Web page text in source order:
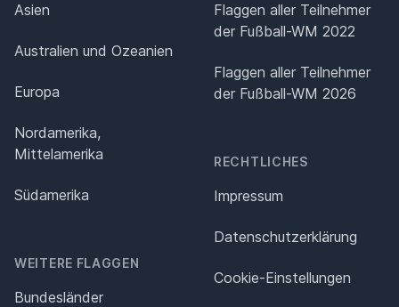
Asien
Australien und Ozeanien
Europa
Nordamerika,
Mittelamerika
Südamerika
WEITERE FLAGGEN
Bundesländer
Flaggen aller Teilnehmer
der Fußball-WM 2022
Flaggen aller Teilnehmer
der Fußball-WM 2026
RECHTLICHES
Impressum
Datenschutz­erklärung
Cookie-Einstellungen